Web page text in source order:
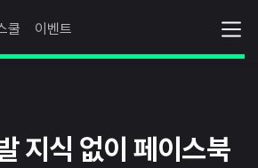
쿨 이벤트
지식 없이 페이스북